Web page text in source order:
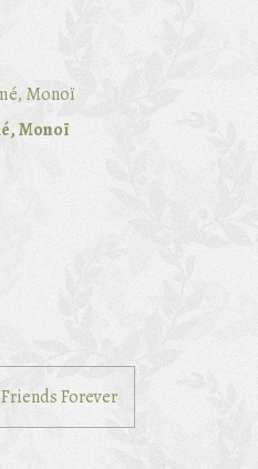
Monoï
Forever